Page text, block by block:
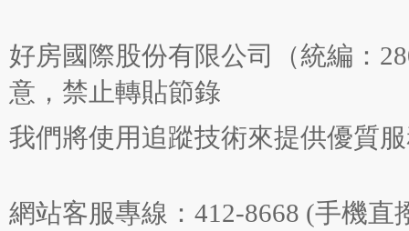
好房國際股份有限公司（統編：
意，禁止轉貼節錄
我們將使用追蹤技術來提供優質
網站客服專線：412-8668 (手機